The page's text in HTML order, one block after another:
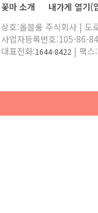
꽃마 소개 내가게 열기(
상호:올블룸 주식회사 | 도
사업자등록번호:105-86-
대표전화:1644-8422 | 팩스